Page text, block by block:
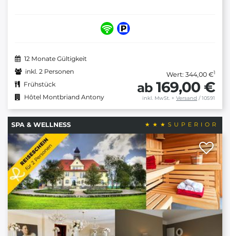
12 Monate Gültigkeit
inkl. 2 Personen
Frühstück
Hôtel Montbriand Antony
Wert: 344,00 €1
ab 169,00 €
inkl. MwSt. + Versand / 10591
SPA & WELLNESS